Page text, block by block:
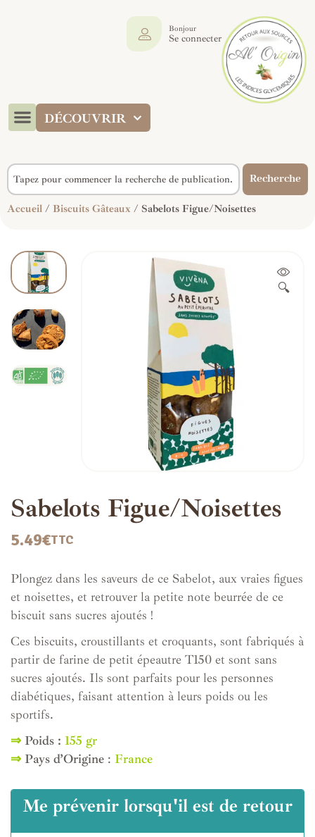
DÉCOUVRIR
Bonjour
Se connecter
Recherche
Accueil / Biscuits Gâteaux / Sabelots Figue/Noisettes
🔍
Sabelots Figue/Noisettes
5.49€TTC
Plongez dans les saveurs de ce Sabelot, aux vraies figues
et noisettes, et retrouver la petite note beurrée de ce
biscuit sans sucres ajoutés !
Ces biscuits, croustillants et croquants, sont fabriqués à
partir de farine de petit épeautre T150 et sont sans
sucres ajoutés. Ils sont parfaits pour les personnes
diabétiques, faisant attention à leurs poids ou les
sportifs.
⇒ Poids : 155 gr
⇒ Pays d’Origine : France
Me prévenir lorsqu'il est de retour